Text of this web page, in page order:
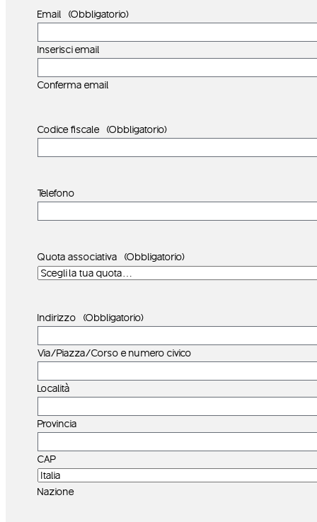
Email (Obbligatorio)
Inserisci email
Conferma email
Codice fiscale (Obbligatorio)
Telefono
Quota associativa (Obbligatorio)
Indirizzo (Obbligatorio)
Via/Piazza/Corso e numero civico
Località
Provincia
CAP
Nazione